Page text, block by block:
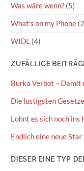
Was wäre wenn? (5)
What's on my Phone
WIDL (4)
ZUFÄLLIGE
Burka Verbot – Damit
Die lustigsten
Lohnt es sich noch ins
Endlich eine neue
DIESER EINE TYP